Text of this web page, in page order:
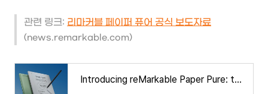
관련 링크: 리마커블 페이퍼 퓨어 공식 보도자료
(news.remarkable.com)
Introducing reMarkable Paper Pure: the original paper tablet, perfected